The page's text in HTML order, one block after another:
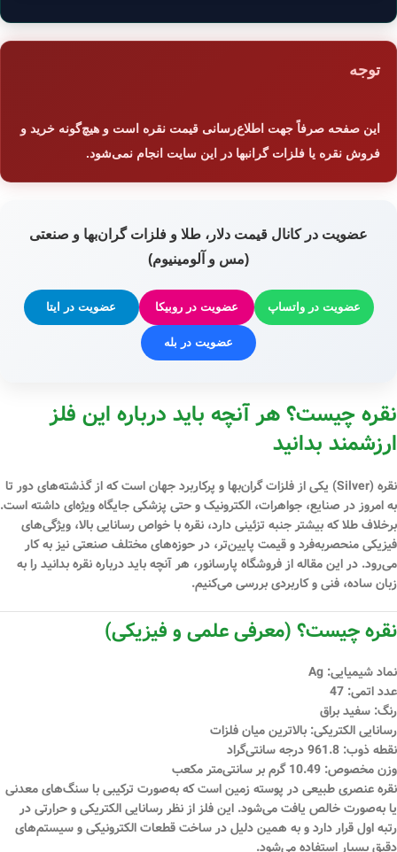
توجه
این صفحه صرفاً جهت اطلاع‌رسانی قیمت نقره است و هیچ‌گونه خرید و
فروش نقره یا فلزات گرانبها در این سایت انجام نمی‌شود.
عضویت در کانال قیمت دلار، طلا و فلزات گران‌بها و صنعتی
(مس و آلومینیوم)
عضویت در واتساپ عضویت در روبیکا عضویت در ایتا
عضویت در بله
نقره چیست؟ هر آنچه باید درباره این فلز
ارزشمند بدانید
نقره (Silver) یکی از فلزات گران‌بها و پرکاربرد جهان است که از گذشته‌های دور تا
به امروز در صنایع، جواهرات، الکترونیک و حتی پزشکی جایگاه ویژه‌ای داشته است.
برخلاف طلا که بیشتر جنبه تزئینی دارد، نقره با خواص رسانایی بالا، ویژگی‌های
فیزیکی منحصربه‌فرد و قیمت پایین‌تر، در حوزه‌های مختلف صنعتی نیز به کار
می‌رود. در این مقاله از فروشگاه پارسانور، هر آنچه باید درباره نقره بدانید را به
زبان ساده، فنی و کاربردی بررسی می‌کنیم.
نقره چیست؟ (معرفی علمی و فیزیکی)
نماد شیمیایی:
عدد اتمی:
رنگ: سفید براق
رسانایی الکتریکی: بالاترین میان فلزات
نقطه ذوب:
وزن مخصوص:
نقره عنصری طبیعی در پوسته زمین است که به‌صورت ترکیبی با سنگ‌های معدنی
یا به‌صورت خالص یافت می‌شود. این فلز از نظر رسانایی الکتریکی و حرارتی در
رتبه اول قرار دارد و به همین دلیل در ساخت قطعات الکترونیکی و سیستم‌های
دقیق بسیار استفاده می‌شود.